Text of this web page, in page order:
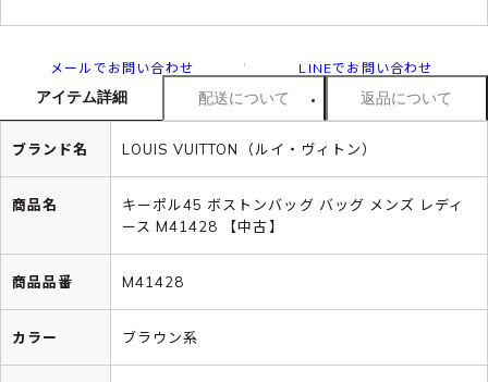
メールでお問い合わせ LINEでお問い合わせ
アイテム詳細 配送について 返品について
ブランド名 LOUIS VUITTON（ルイ・ヴィトン）
商品名
キーポル45 ボストンバッグ バッグ メンズ レディ
ース M41428 【中古】
商品品番 M41428
カラー ブラウン系